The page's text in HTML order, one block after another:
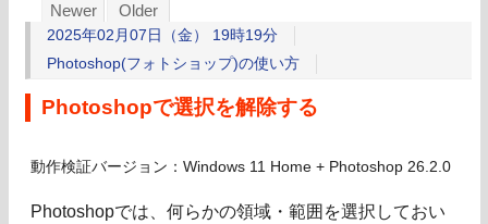
Newer Older
2025年02月07日（金） 19時19分
Photoshop(フォトショップ)の使い方
Photoshopで選択を解除する
動作検証バージョン：Windows 11 Home + Photoshop 26.2.0
Photoshopでは、何らかの領域・範囲を選択しておい